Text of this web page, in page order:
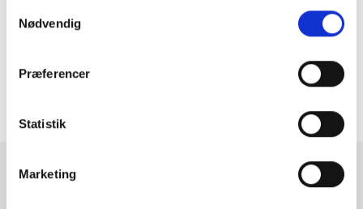
Nødvendig
Præferencer
Statistik
Marketing